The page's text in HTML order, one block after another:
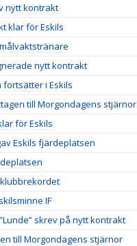
nytt kontrakt
klar för Eskils
nytt kontrakt
fortsätter i Eskils
till Morgondagens stjärnor
för Eskils
Eskils fjärdeplatsen
klubbrekordet
IF
skrev på nytt kontrakt
till Morgondagens stjärnor